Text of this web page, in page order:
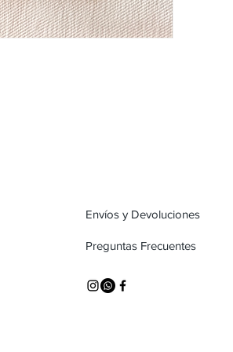
Envíos y Devoluciones
Preguntas Frecuentes